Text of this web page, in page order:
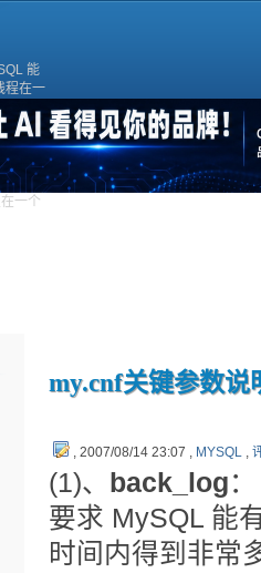
能
程在一
求，
(尽管
程。
止回
求可
一个
my.cnf关键参数说
, 2007/08/14 23:07 , MYSQL,
(1)、 back_log：
要求 MySQL 能
时间内得到非常